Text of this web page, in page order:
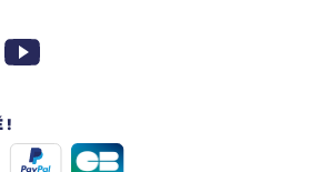
et discrète
Youtube
!